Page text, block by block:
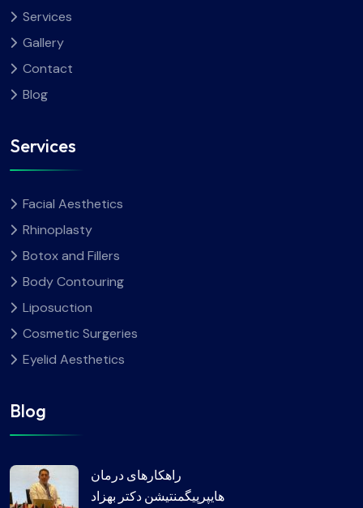
Services
Gallery
Contact
Blog
Services
Facial Aesthetics
Rhinoplasty
Botox and Fillers
Body Contouring
Liposuction
Cosmetic Surgeries
Eyelid Aesthetics
Blog
راهکارهای درمان
هایپرپیگمنتیشن دکتر بهزاد